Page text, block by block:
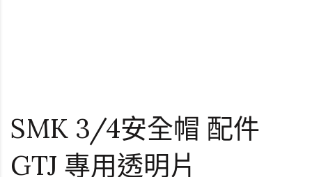
SMK 3/4安全帽 配件
GTJ 專用透明片